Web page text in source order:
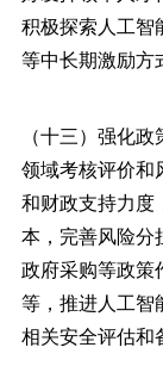
积极探索人工智
等中长期激励方
（十三）强化
领域考核评价和
和财政支持力度
本，完善风险分
政府采购等政策
等，推进人工智
相关安全评估和